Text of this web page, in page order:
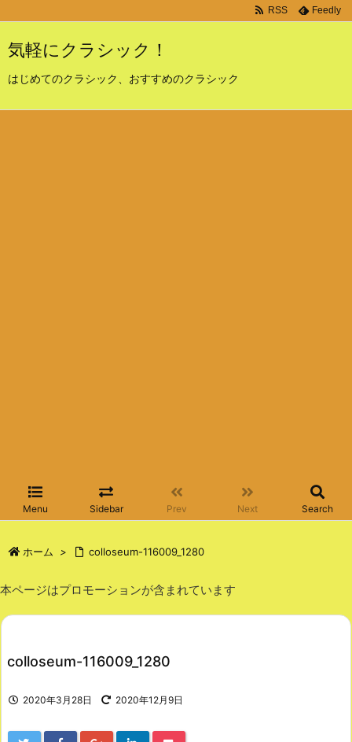
気軽にクラシック！
はじめてのクラシック、おすすめのクラシック
Menu Sidebar Prev Next Search
RSS Feedly
ホーム > colloseum-116009_1280
本ページはプロモーションが含まれています
colloseum-116009_1280
2020年3月28日 2020年12月9日